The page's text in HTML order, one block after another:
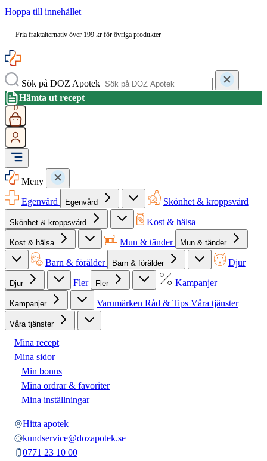
Hoppa till innehållet
Fria fraktalternativ över 199 kr för övriga produkter
Sök på DOZ Apotek
Hämta ut recept
0
Meny
Egenvård
Egenvård Skönhet & kroppsvård
Skönhet & kroppsvård Kost & hälsa
Kost & hälsa Mun & tänder Mun & tänder
Barn & förälder Barn & förälder Djur
Djur Fler Fler Kampanjer
Kampanjer Varumärken Råd & Tips Våra tjänster
Våra tjänster
Mina recept
Mina sidor
Min bonus
Mina ordrar & favoriter
Mina inställningar
Hitta apotek
kundservice@dozapotek.se
0771 23 10 00